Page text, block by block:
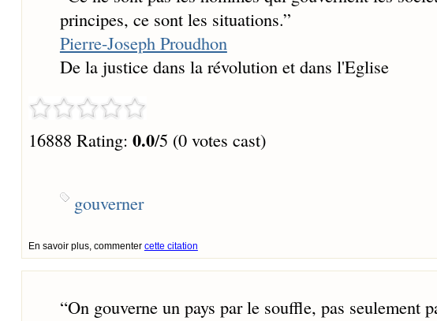
principes, ce sont les situations.”
Pierre-Joseph Proudhon
De la justice dans la révolution et dans l'Eglise
16888 Rating: 0.0/5 (0 votes cast)
gouverner
En savoir plus, commenter cette citation
“On gouverne un pays par le souffle, pas seulement